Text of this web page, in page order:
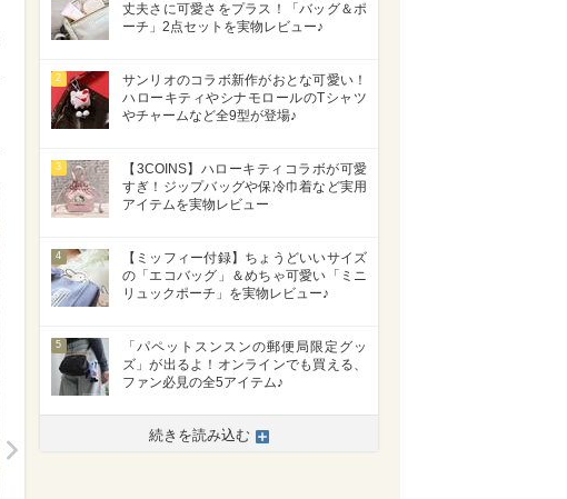
丈夫さに可愛さをプラス！「バッグ＆ポ
ーチ」2点セットを実物レビュー♪
2
サンリオのコラボ新作がおとな可愛い！
ハローキティやシナモロールのTシャツ
やチャームなど全9型が登場♪
3
【3COINS】ハローキティコラボが可愛
すぎ！ジップバッグや保冷巾着など実用
アイテムを実物レビュー
4
【ミッフィー付録】ちょうどいいサイズ
の「エコバッグ」＆めちゃ可愛い「ミニ
リュックポーチ」を実物レビュー♪
5
「パペットスンスンの郵便局限定グッ
ズ」が出るよ！オンラインでも買える、
ファン必見の全5アイテム♪
続きを読み込む